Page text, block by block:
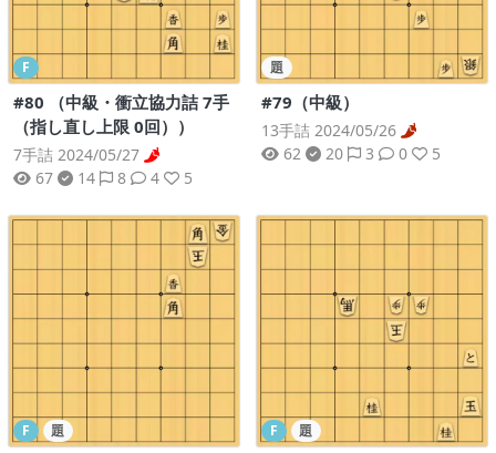
F
#80 （中級・衝立協力詰 7手
（指し直し上限 0回））
7手詰 2024/05/27
67
14 8 4 5
題
#79（中級）
13手詰 2024/05/26
62
20 3 0 5
F 題 F 題